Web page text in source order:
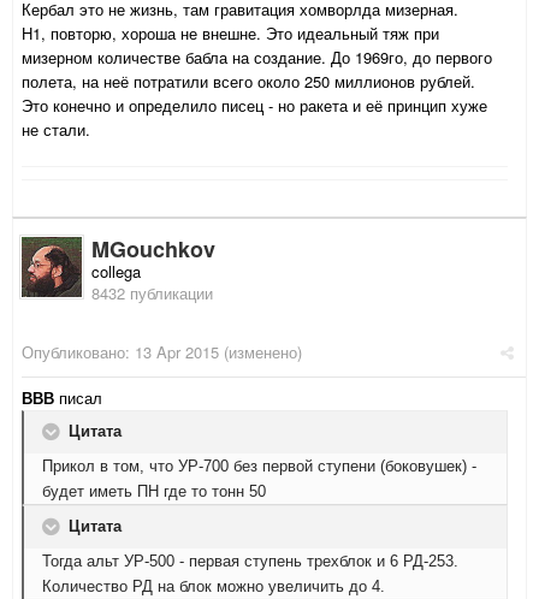
Кербал это не жизнь, там гравитация хомворлда мизерная.
Н1, повторю, хороша не внешне. Это идеальный тяж при
мизерном количестве бабла на создание. До 1969го, до первого
полета, на неё потратили всего около 250 миллионов рублей.
Это конечно и определило писец - но ракета и её принцип хуже
не стали.
MGouchkov
collega
8432 публикации
Опубликовано: 13 Apr 2015 (изменено)
ВВВ писал
Цитата
Прикол в том, что УР-700 без первой ступени (боковушек) -
будет иметь ПН где то тонн 50
Цитата
Тогда альт УР-500 - первая ступень трехблок и 6 РД-253.
Количество РД на блок можно увеличить до 4.